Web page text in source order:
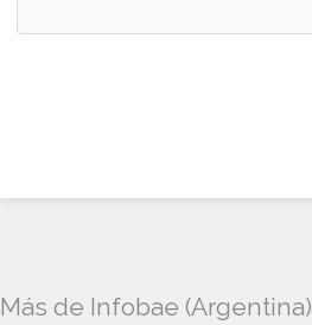
Más de Infobae (Argentina)